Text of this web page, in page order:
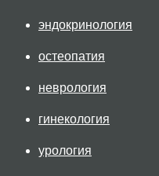
эндокринология
остеопатия
неврология
гинекология
урология